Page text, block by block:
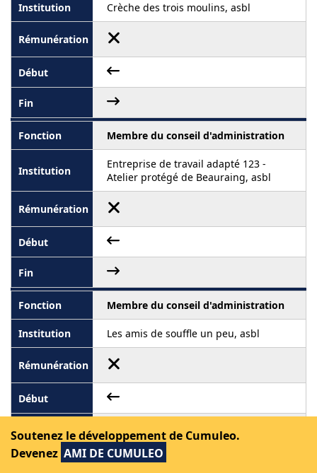
Crèche des trois moulins, asbl
Membre du conseil d'administration
Entreprise de travail adapté 123 -
Atelier protégé de Beauraing, asbl
Membre du conseil d'administration
Les amis de souffle un peu, asbl
Représentante permanente organe
Soutenez le développement de Cumuleo.
Devenez AMI DE CUMULEO